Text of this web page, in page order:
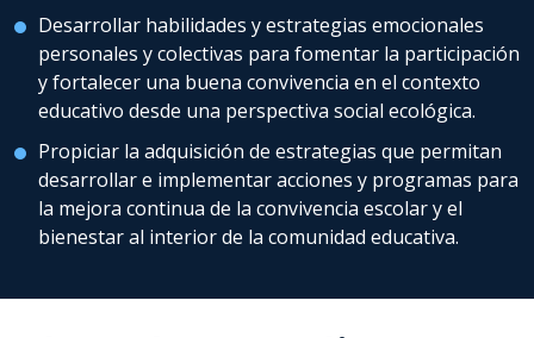
Desarrollar habilidades y estrategias emocionales
personales y colectivas para fomentar la participación
y fortalecer una buena convivencia en el contexto
educativo desde una perspectiva social ecológica.
Propiciar la adquisición de estrategias que permitan
desarrollar e implementar acciones y programas para
la mejora continua de la convivencia escolar y el
bienestar al interior de la comunidad educativa.